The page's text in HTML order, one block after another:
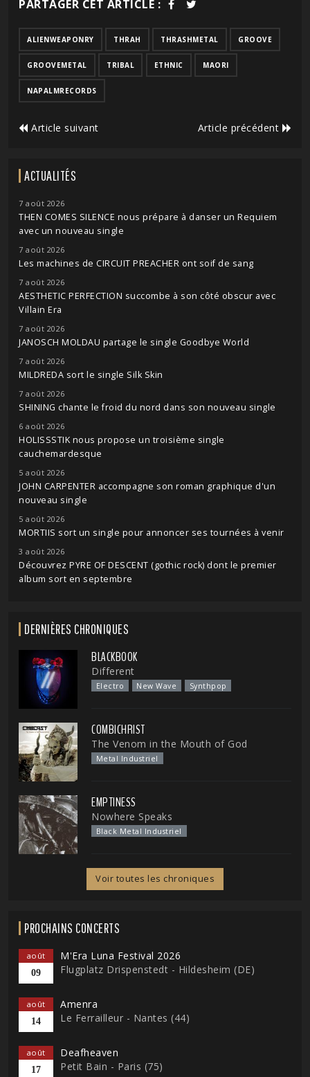
PARTAGER CET ARTICLE :
ALIENWEAPONRY THRAH THRASHMETAL GROOVE
GROOVEMETAL TRIBAL ETHNIC MAORI
NAPALMRECORDS
Article suivant Article précédent
ACTUALITÉS
7 août 2026
THEN COMES SILENCE nous prépare à danser un Requiem
avec un nouveau single
7 août 2026
Les machines de CIRCUIT PREACHER ont soif de sang
7 août 2026
AESTHETIC PERFECTION succombe à son côté obscur avec
Villain Era
7 août 2026
JANOSCH MOLDAU partage le single Goodbye World
7 août 2026
MILDREDA sort le single Silk Skin
7 août 2026
SHINING chante le froid du nord dans son nouveau single
6 août 2026
HOLISSSTIK nous propose un troisième single
cauchemardesque
5 août 2026
JOHN CARPENTER accompagne son roman graphique d'un
nouveau single
5 août 2026
MORTIIS sort un single pour annoncer ses tournées à venir
3 août 2026
Découvrez PYRE OF DESCENT (gothic rock) dont le premier
album sort en septembre
DERNIÈRES CHRONIQUES
BLACKBOOK
Different
Electro New Wave Synthpop
COMBICHRIST
The Venom in the Mouth of God
Metal Industriel
EMPTINESS
Nowhere Speaks
Black Metal Industriel
Voir toutes les chroniques
PROCHAINS CONCERTS
août
09
M'Era Luna Festival 2026
Flugplatz Drispenstedt - Hildesheim (DE)
août
14
Amenra
Le Ferrailleur - Nantes (44)
août
17
Deafheaven
Petit Bain - Paris (75)